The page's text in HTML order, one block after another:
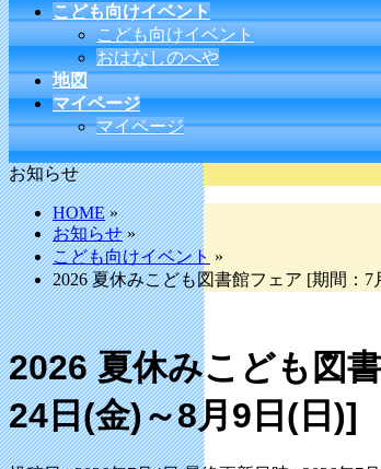
こども向けイベント
こども向けイベント
おはなしのへや
地図
マイページ
マイページ
お知らせ
HOME»
お知らせ»
こども向けイベント »
2026 夏休みこども図書館フェア [期間：7
2026 夏休みこども図
24日(金)～8月9日(日)]